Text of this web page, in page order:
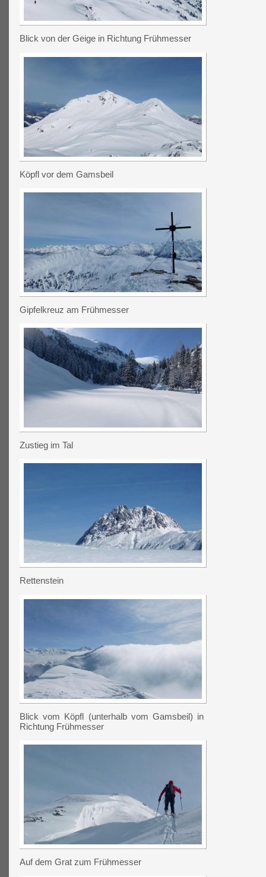
Blick von der Geige in Richtung Frühmesser
Köpfl vor dem Gamsbeil
Gipfelkreuz am Frühmesser
Zustieg im Tal
Rettenstein
Blick vom Köpfl (unterhalb vom Gamsbeil) in
Richtung Frühmesser
Auf dem Grat zum Frühmesser